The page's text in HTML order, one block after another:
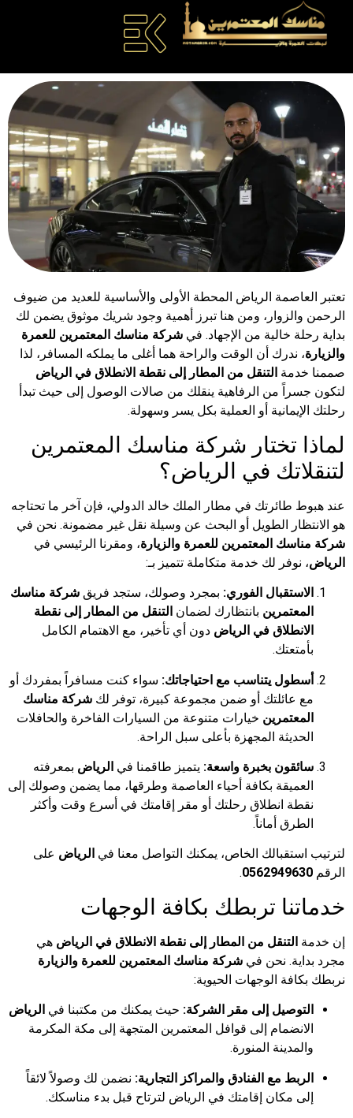
تعتبر العاصمة الرياض المحطة الأولى والأساسية للعديد من ضيوف
الرحمن والزوار، ومن هنا تبرز أهمية وجود شريك موثوق يضمن لك
بداية رحلة خالية من الإجهاد. في شركة مناسك المعتمرين للعمرة
والزيارة، ندرك أن الوقت والراحة هما أغلى ما يملكه المسافر، لذا
صممنا خدمة التنقل من المطار إلى نقطة الانطلاق في الرياض
لتكون جسراً من الرفاهية ينقلك من صالات الوصول إلى حيث تبدأ
رحلتك الإيمانية أو العملية بكل يسر وسهولة.
لماذا تختار شركة مناسك المعتمرين
لتنقلاتك في الرياض؟
عند هبوط طائرتك في مطار الملك خالد الدولي، فإن آخر ما تحتاجه
هو الانتظار الطويل أو البحث عن وسيلة نقل غير مضمونة. نحن في
شركة مناسك المعتمرين للعمرة والزيارة، ومقرنا الرئيسي في
الرياض، نوفر لك خدمة متكاملة تتميز بـ:
الاستقبال الفوري: بمجرد وصولك، ستجد فريق شركة مناسك
المعتمرين بانتظارك لضمان التنقل من المطار إلى نقطة
الانطلاق في الرياض دون أي تأخير، مع الاهتمام الكامل
بأمتعتك.
أسطول يتناسب مع احتياجاتك: سواء كنت مسافراً بمفردك أو
مع عائلتك أو ضمن مجموعة كبيرة، توفر لك شركة مناسك
المعتمرين خيارات متنوعة من السيارات الفاخرة والحافلات
الحديثة المجهزة بأعلى سبل الراحة.
سائقون بخبرة واسعة: يتميز طاقمنا في الرياض بمعرفته
العميقة بكافة أحياء العاصمة وطرقها، مما يضمن وصولك إلى
نقطة انطلاق رحلتك أو مقر إقامتك في أسرع وقت وأكثر
الطرق أماناً.
لترتيب استقبالك الخاص، يمكنك التواصل معنا في الرياض على
الرقم 0562949630
.
خدماتنا تربطك بكافة الوجهات
إن خدمة التنقل من المطار إلى نقطة الانطلاق في الرياض هي
مجرد بداية. نحن في شركة مناسك المعتمرين للعمرة والزيارة
نربطك بكافة الوجهات الحيوية:
التوصيل إلى مقر الشركة: حيث يمكنك من مكتبنا في الرياض
الانضمام إلى قوافل المعتمرين المتجهة إلى مكة المكرمة
والمدينة المنورة.
الربط مع الفنادق والمراكز التجارية: نضمن لك وصولاً لائقاً
إلى مكان إقامتك في الرياض لترتاح قبل بدء مناسكك.